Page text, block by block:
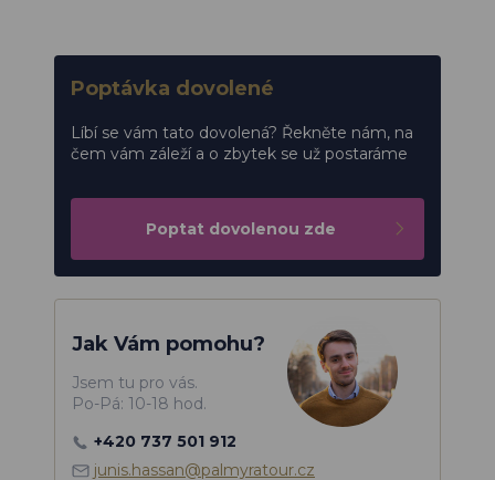
Poptávka dovolené
Líbí se vám tato dovolená? Řekněte nám, na
čem vám záleží a o zbytek se už postaráme
Poptat dovolenou zde
Jak Vám pomohu?
Jsem tu pro vás.
Po-Pá: 10-18 hod.
+420 737 501 912
junis.hassan@palmyratour.cz